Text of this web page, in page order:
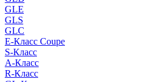
GLE
GLS
GLC
E-Класс Coupe
S-Класс
A-Класс
R-Класс